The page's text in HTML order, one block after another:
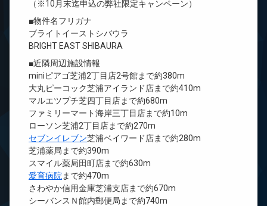
（※10月末迄申込の弊社限定キャンペーン）
■物件名フリガナ
ブライトイーストシバウラ
BRIGHT EAST SHIBAURA
■近隣周辺施設情報
miniピアゴ芝浦2丁目店2号館まで約380m
大丸ピーコック芝浦アイランド店まで約410m
マルエツプチ芝四丁目店まで約680m
ファミリーマート海岸三丁目店まで約10m
ローソン芝浦2丁目店まで約270m
セブンイレブン芝浦ベイワード店まで約280m
芝浦薬局まで約390m
スマイル薬局田町店まで約630m
愛育病院 まで約470m
さわやか信用金庫芝浦支店まで約670m
シーバンスＮ館内郵便局まで約740m